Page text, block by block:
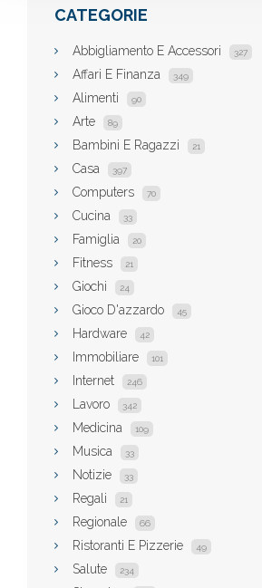
CATEGORIE
Abbigliamento E Accessori 327
Affari E Finanza 349
Alimenti 90
Arte 89
Bambini E Ragazzi 21
Casa 397
Computers 70
Cucina 33
Famiglia 20
Fitness 21
Giochi 24
Gioco D'azzardo 45
Hardware 42
Immobiliare 101
Internet 246
Lavoro 342
Medicina 109
Musica 33
Notizie 33
Regali 21
Regionale 66
Ristoranti E Pizzerie 49
Salute 234